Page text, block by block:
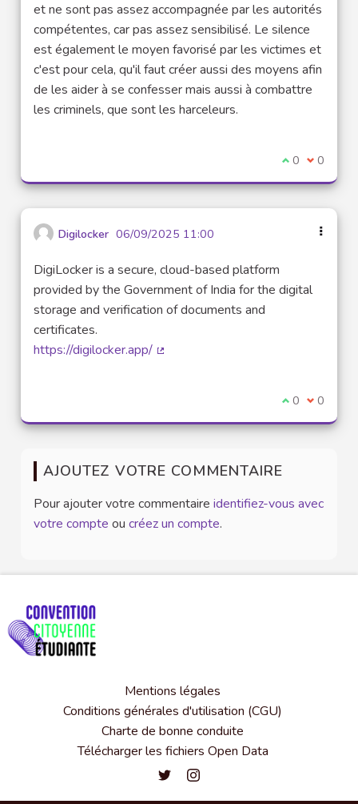
et ne sont pas assez accompagnée par les autorités
compétentes, car pas assez sensibilisé. Le silence
est également le moyen favorisé par les victimes et
c'est pour cela, qu'il faut créer aussi des moyens afin
de les aider à se confesser mais aussi à combattre
les criminels, que sont les harceleurs.
Je suis
0 Je ne
0
Digilocker 06/09/2025 11:00
DigiLocker is a secure, cloud-based platform
provided by the Government of India for the digital
storage and verification of documents and
certificates.
https://digilocker.app/
Je suis
0 Je ne
0
AJOUTEZ VOTRE COMMENTAIRE
Pour ajouter votre commentaire identifiez-vous avec
votre compte ou créez un compte.
Mentions légales
Conditions générales d'utilisation (CGU)
Charte de bonne conduite
Télécharger les fichiers Open Data
Convention citoyenne étudiante
Convention citoyenne